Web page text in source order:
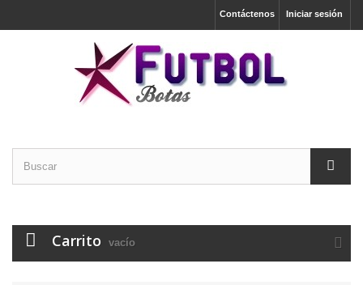
Iniciar sesión
Contáctenos
Carrito vacío